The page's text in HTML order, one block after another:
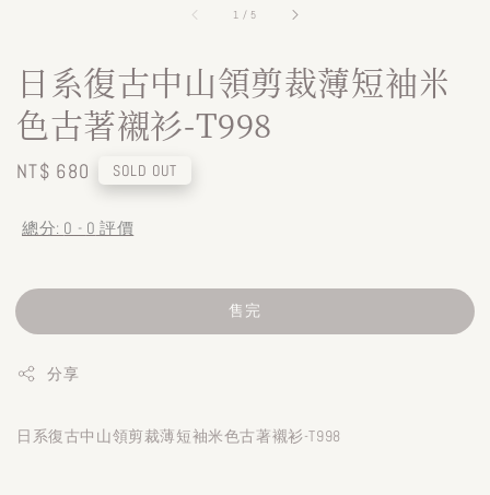
1 /5
日系復古中山領剪裁薄短袖米
色古著襯衫-T998
Regular
NT$ 680 SOLD OUT
總分: 0 - 0 評價
售完
分享
日系復古中山領剪裁薄短袖米色古著襯衫-T998